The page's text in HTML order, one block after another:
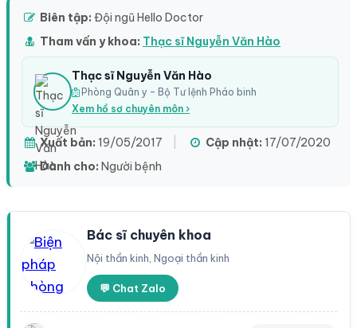
Biên tập: Đội ngũ Hello Doctor
Tham vấn y khoa: Thạc sĩ Nguyễn Văn Hào
Thạc sĩ Nguyễn Văn Hào
Phòng Quân y – Bộ Tư lệnh Pháo binh
Xem hồ sơ chuyên môn ›
Xuất bản: 19/05/2017 Cập nhật: 17/07/2020
Dành cho: Người bệnh
Bác sĩ chuyên khoa
Nội thần kinh, Ngoại thần kinh
💬 Chat Zalo